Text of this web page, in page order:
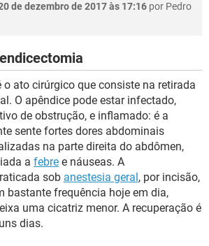
de dezembro de 2017 às 17:16 por Pedro
o ato cirúrgico que consiste na retirada
O apêndice pode estar infectado,
de obstrução, e inflamado: é a
sente fortes dores abdominais
na parte direita do abdômen,
a febre e náuseas. A
sob anestesia geral, por incisão,
bastante frequência hoje em dia,
uma cicatriz menor. A recuperação é
dias.